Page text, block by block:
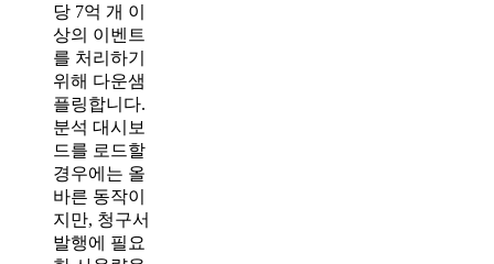
당 7억 개 이
상의 이벤트
를 처리하기
위해 다운샘
플링합니다.
분석 대시보
드를 로드할
경우에는 올
바른 동작이
지만, 청구서
발행에 필요